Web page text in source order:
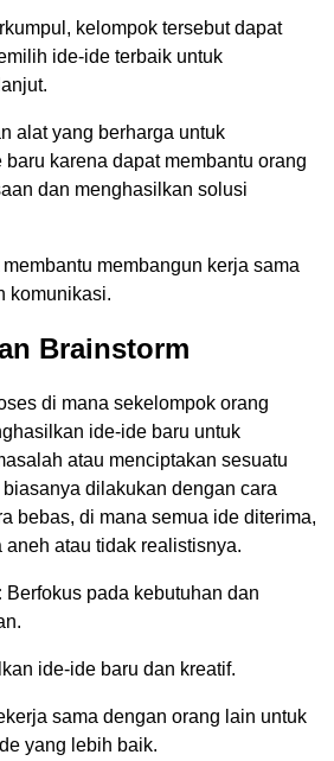
kelompok tersebut dapat
ide-ide terbaik untuk
alat yang berharga untuk
karena dapat membantu orang
dan menghasilkan solusi
membangun kerja sama
komunikasi.
Brainstorm
di mana sekelompok orang
ide-ide baru untuk
atau menciptakan sesuatu
dilakukan dengan cara
bebas, di mana semua ide diterima,
atau tidak realistisnya.
Berfokus pada kebutuhan dan
ide-ide baru dan kreatif.
sama dengan orang lain untuk
yang lebih baik.